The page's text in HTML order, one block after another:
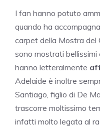
I fan hanno potuto
quando ha
carpet della Mostra del
sono mostrati
hanno letteralmente
Adelaide è inoltre
Santiago, figlio di De
trascorre moltissimo
infatti molto legata al